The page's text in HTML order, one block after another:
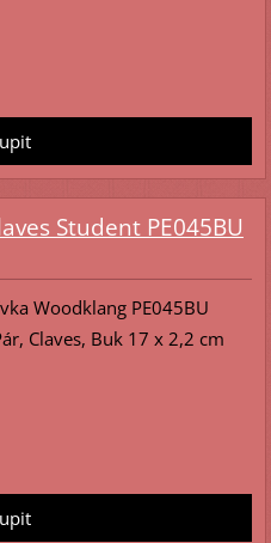
Student PE045BU
Woodklang PE045BU
Claves, Buk 17 x 2,2 cm